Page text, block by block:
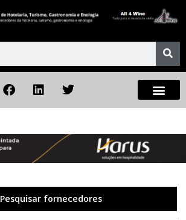
Pesquisar fornecedores